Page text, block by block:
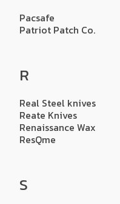
Pacsafe
Patriot Patch Co.
R
Real Steel knives
Reate Knives
Renaissance Wax
ResQme
S